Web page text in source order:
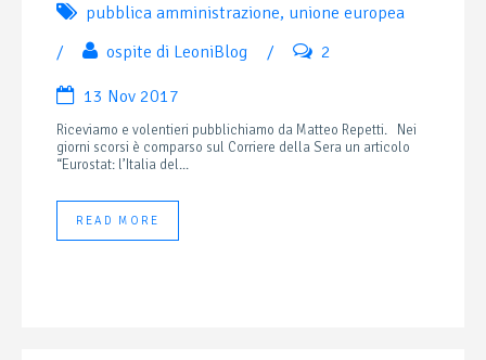
pubblica amministrazione, unione europea
/
ospite di LeoniBlog / 2
13 Nov 2017
Riceviamo e volentieri pubblichiamo da Matteo Repetti. Nei
giorni scorsi è comparso sul Corriere della Sera un articolo
“Eurostat: l’Italia del...
READ MORE